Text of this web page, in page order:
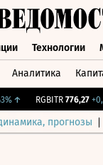
Технологии
Аналитика
↑ RGBITR 776,27
прогнозы